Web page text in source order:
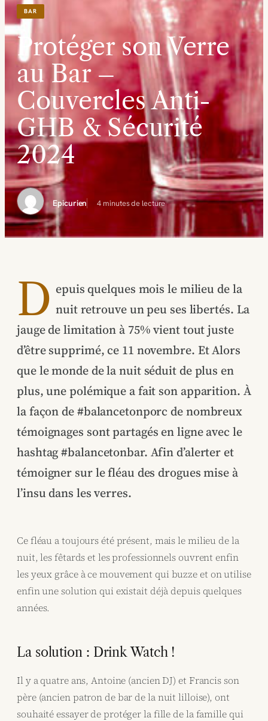
BAR
Protéger son Verre
au Bar –
Couvercles Anti-
GHB & Sécurité
2024
Epicurien 4 minutes de lecture
D epuis quelques mois le milieu de la
nuit retrouve un peu ses libertés. La
jauge de limitation à 75% vient tout juste
d’être supprimé, ce 11 novembre. Et Alors
que le monde de la nuit séduit de plus en
plus, une polémique a fait son apparition. À
la façon de #balancetonporc de nombreux
témoignages sont partagés en ligne avec le
hashtag #balancetonbar. Afin d’alerter et
témoigner sur le fléau des drogues mise à
l’insu dans les verres.
Ce fléau a toujours été présent, mais le milieu de la
nuit, les fêtards et les professionnels ouvrent enfin
les yeux grâce à ce mouvement qui buzze et on utilise
enfin une solution qui existait déjà depuis quelques
années.
La solution : Drink Watch !
Il y a quatre ans, Antoine (ancien DJ) et Francis son
père (ancien patron de bar de la nuit lilloise), ont
souhaité essayer de protéger la fille de la famille qui